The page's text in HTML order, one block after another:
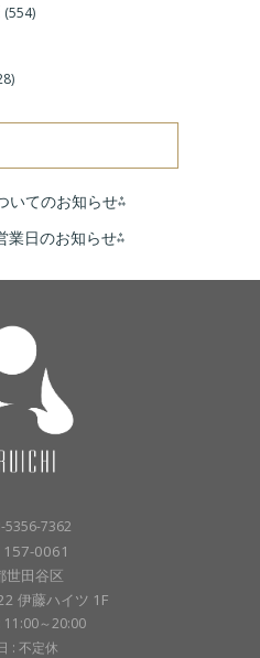
(554)
いてのお知らせ⁂
業日のお知らせ⁂
5356-7362
157-0061
世田谷区
伊藤ハイツ 1F
11:00～20:00
: 不定休